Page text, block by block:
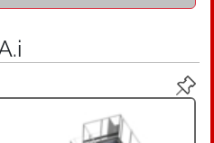
Bau und
gehören zum